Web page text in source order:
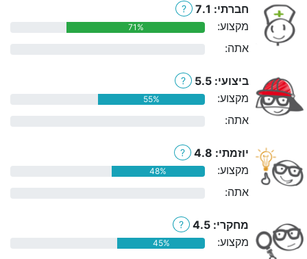
חברתי: 7.1 ?
מקצוע: 71%
אתה:
ביצועי: 5.5 ?
מקצוע: 55%
אתה:
יוזמתי: 4.8 ?
מקצוע: 48%
אתה:
מחקרי: 4.5 ?
מקצוע: 45%